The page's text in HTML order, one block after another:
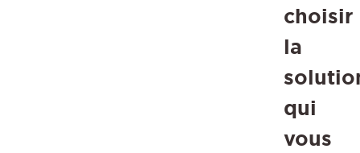
choisir
la
qui
vous